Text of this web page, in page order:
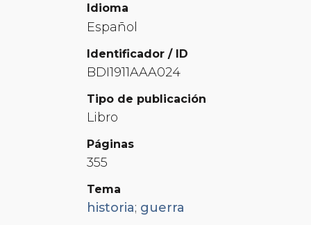
Idioma
Español
Identificador / ID
BDI1911AAA024
Tipo de publicación
Libro
Páginas
355
Tema
historia; guerra